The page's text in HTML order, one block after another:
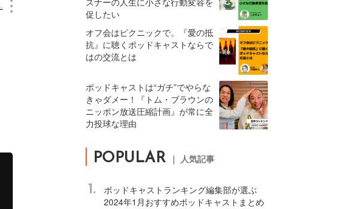
促したい
オフ会はピクニックで。『愛の抵
抗』に聴くポッドキャストならで
はの交流とは
ポッドキャストは“ガチ”でやらな
きゃダメー！『トム・ブラウンの
ニッポン放送圧縮計画』が常に全
力投球な理由
POPULAR ｜ 人気記事
1.
ポッドキャストランキング編集部が選ぶ
2024年1月おすすめポッドキャストまとめ